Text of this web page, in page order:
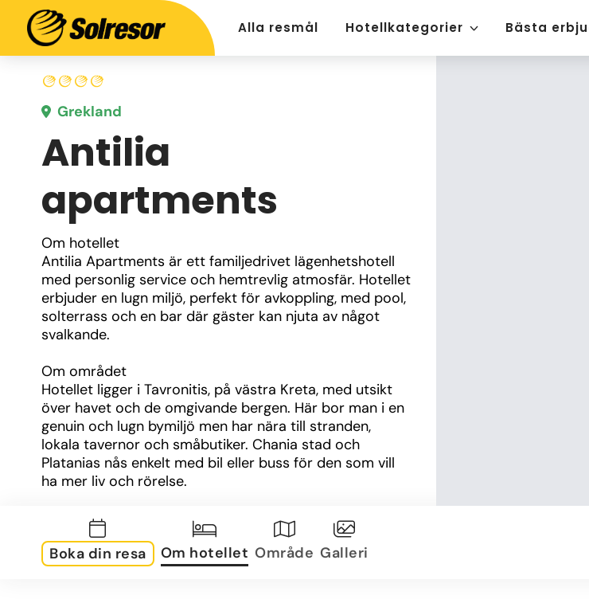
Alla resmål Hotellkategorier Bästa
Grekland
Antilia
apartments
Om hotellet
Antilia Apartments är ett familjedrivet lägenhetshotell
med personlig service och hemtrevlig atmosfär. Hotellet
erbjuder en lugn miljö, perfekt för avkoppling, med pool,
solterrass och en bar där gäster kan njuta av något
svalkande.
Om området
Hotellet ligger i Tavronitis, på västra Kreta, med utsikt
över havet och de omgivande bergen. Här bor man i en
genuin och lugn bymiljö men har nära till stranden,
lokala tavernor och småbutiker. Chania stad och
Platanias nås enkelt med bil eller buss för den som vill
ha mer liv och rörelse.
Om rummen
Lägenheterna är rymliga och utrustade med kök/pentry,
luftkonditionering, TV och gratis Wi-Fi. De flesta har
balkong eller terrass med havs- eller bergsutsikt. Här
Boka din resa Om hotellet Område Galleri